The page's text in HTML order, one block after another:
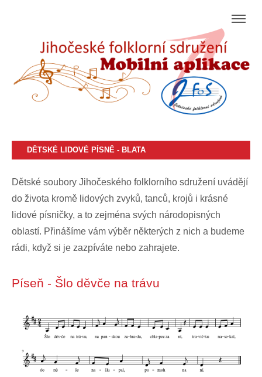
DĚTSKÉ LIDOVÉ PÍSNĚ - BLATA
Dětské soubory Jihočeského folklorního sdružení uvádějí
do života kromě lidových zvyků, tanců, krojů i krásné
lidové písničky, a to zejména svých národopisných
oblastí. Přinášíme vám výběr některých z nich a budeme
rádi, když si je zazpíváte nebo zahrajete.
Píseň - Šlo děvče na trávu